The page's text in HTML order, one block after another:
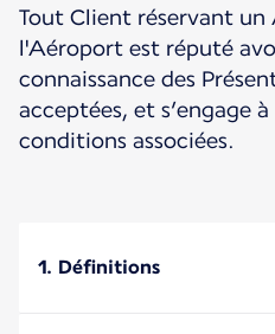
Tout Client réservant un
l'Aéroport est réputé
connaissance des
acceptées, et s’engage
conditions associées.
1. Définitions